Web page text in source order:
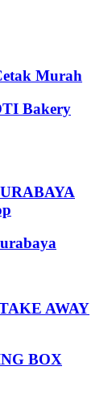
Murah
Bakery
AWAY
BOX